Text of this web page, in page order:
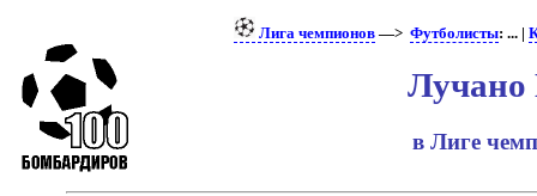
Лига чемпионов—> Футболисты: ... |
Лучано
в Лиге